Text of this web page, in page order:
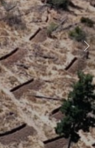
DE
EN LA
ACCESO
Posterior